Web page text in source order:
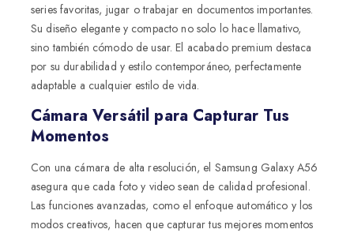
series favoritas, jugar o trabajar en documentos importantes.
Su diseño elegante y compacto no solo lo hace llamativo,
sino también cómodo de usar. El acabado premium destaca
por su durabilidad y estilo contemporáneo, perfectamente
adaptable a cualquier estilo de vida.
Cámara Versátil para Capturar Tus
Momentos
Con una cámara de alta resolución, el Samsung Galaxy A56
asegura que cada foto y video sean de calidad profesional.
Las funciones avanzadas, como el enfoque automático y los
modos creativos, hacen que capturar tus mejores momentos